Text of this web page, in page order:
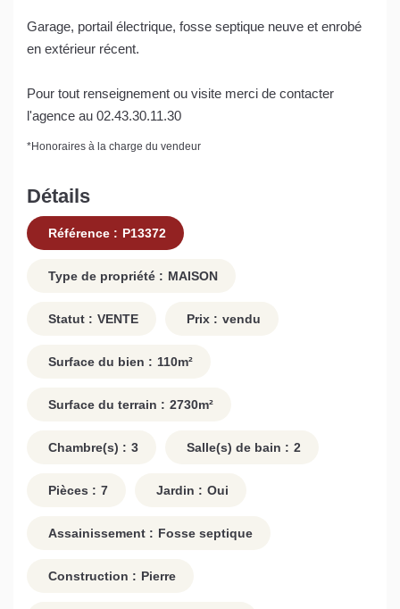
Garage, portail électrique, fosse septique neuve et enrobé
en extérieur récent.
Pour tout renseignement ou visite merci de contacter
l'agence au 02.43.30.11.30
*Honoraires à la charge du vendeur
Détails
Référence : P13372
Type de propriété : MAISON
Statut : VENTE Prix : vendu
Surface du bien : 110m²
Surface du terrain : 2730m²
Chambre(s) : 3 Salle(s) de bain : 2
Pièces : 7 Jardin : Oui
Assainissement : Fosse septique
Construction : Pierre